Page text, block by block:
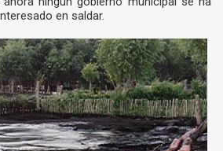
en saldar.